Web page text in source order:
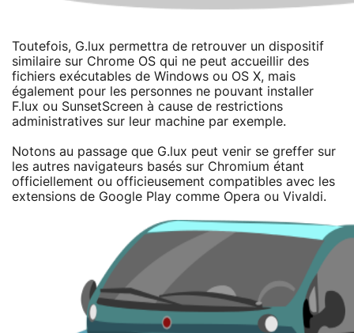
Toutefois, G.lux permettra de retrouver un dispositif
similaire sur Chrome OS qui ne peut accueillir des
fichiers exécutables de Windows ou OS X, mais
également pour les personnes ne pouvant installer
F.lux ou SunsetScreen à cause de restrictions
administratives sur leur machine par exemple.
Notons au passage que G.lux peut venir se greffer sur
les autres navigateurs basés sur Chromium étant
officiellement ou officieusement compatibles avec les
extensions de Google Play comme Opera ou Vivaldi.